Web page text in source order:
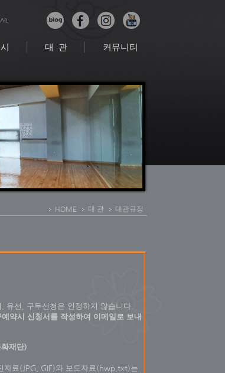
대 관 커뮤니티
HOME 대 관 대관규정
유선, 구두신청은 인정하지 않습니다.
약시 신청서를 작성하여 이메일로 보내
재단)
자료(JPG, GIF)와 보도자료(hwp,txt)는